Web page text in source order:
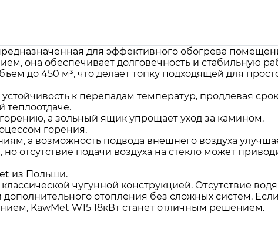
для эффективного обогрева
она обеспечивает долговечность и стабильную
до 450 м³, что делает топку подходящей для
к перепадам температур, продлевая
теплоотдаче.
а зольный ящик упрощает уход за камином.
горения.
а возможность подвода внешнего воздуха
отсутствие подачи воздуха на стекло может
из Польши.
чугунной конструкцией. Отсутствие
отопления без сложных систем.
KawMet W15 18кВт станет отличным решением.